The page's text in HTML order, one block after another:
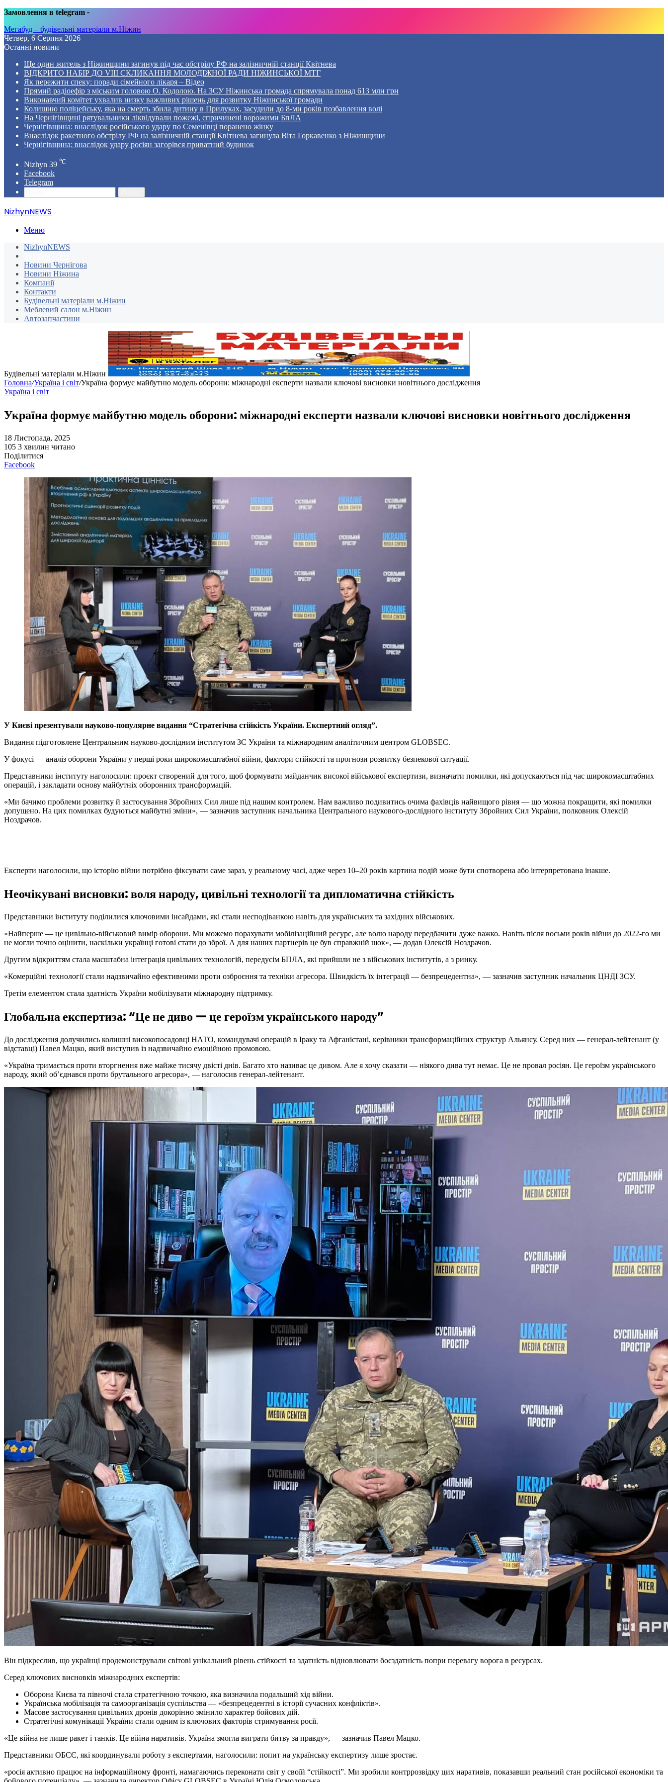
Замовлення в telegram -
Мегабуд – будівельні матеріали м.Ніжин
Четвер, 6 Серпня 2026
Останні новини
Ще один житель з Ніжинщини загинув під час обстрілу РФ на залізничній станції Квітнева
ВІДКРИТО НАБІР ДО VIII СКЛИКАННЯ МОЛОДІЖНОЇ РАДИ НІЖИНСЬКОЇ МТГ
Як пережити спеку: поради сімейного лікаря – Відео
Прямий радіоефір з міським головою О. Кодолою. На ЗСУ Ніжинська громада спрямувала понад 613 млн грн
Виконавчий комітет ухвалив низку важливих рішень для розвитку Ніжинської громади
Колишню поліцейську, яка на смерть збила дитину в Прилуках, засудили до 8-ми років позбавлення волі
На Чернігівщині рятувальники ліквідували пожежі, спричинені ворожими БпЛА
Чернігівщина: внаслідок російського удару по Семенівці поранено жінку
Внаслідок ракетного обстрілу РФ на залізничній станції Квітнева загинула Віта Горкавенко з Ніжинщини
Чернігівщина: внаслідок удару росіян загорівся приватний будинок
Nizhyn 39 ℃
Facebook
Telegram
NizhynNEWS
Меню
NizhynNEWS
Новини Чернігова
Новини Ніжина
Компанії
Контакти
Будівельні матеріали м.Ніжин
Меблевий салон м.Ніжин
Автозапчастини
Будівельні матеріали м.Ніжин
Головна/Україна і світ/Україна формує майбутню модель оборони: міжнародні експерти назвали ключові висновки новітнього дослідження
Україна і світ
Україна формує майбутню модель оборони: міжнародні експерти назвали ключові висновки новітнього дослідження
18 Листопада, 2025
105 3 хвилин читано
Поділитися
Facebook
У Києві презентували науково-популярне видання “Стратегічна стійкість України. Експертний огляд”.
Видання підготовлене Центральним науково-дослідним інститутом ЗС України та міжнародним аналітичним центром GLOBSEC.
У фокусі — аналіз оборони України у перші роки широкомасштабної війни, фактори стійкості та прогнози розвитку безпекової ситуації.
Представники інституту наголосили: проєкт створений для того, щоб формувати майданчик високої військової експертизи, визначати помилки, які допускаються під час широкомасштабних
операцій, і закладати основу майбутніх оборонних трансформацій.
«Ми бачимо проблеми розвитку й застосування Збройних Сил лише під нашим контролем. Нам важливо подивитись очима фахівців найвищого рівня — що можна покращити, які помилки
допущено. На цих помилках будуються майбутні зміни», — зазначив заступник начальника Центрального наукового-дослідного інституту Збройних Сил України, полковник Олексій
Ноздрачов.
Експерти наголосили, що історію війни потрібно фіксувати саме зараз, у реальному часі, адже через 10–20 років картина подій може бути спотворена або інтерпретована інакше.
Неочікувані висновки: воля народу, цивільні технології та дипломатична стійкість
Представники інституту поділилися ключовими інсайдами, які стали несподіванкою навіть для українських та західних військових.
«Найперше — це цивільно-військовий вимір оборони. Ми можемо порахувати мобілізаційний ресурс, але волю народу передбачити дуже важко. Навіть після восьми років війни до 2022-го ми
не могли точно оцінити, наскільки українці готові стати до зброї. А для наших партнерів це був справжній шок», — додав Олексій Ноздрачов.
Другим відкриттям стала масштабна інтеграція цивільних технологій, передусім БПЛА, які прийшли не з військових інститутів, а з ринку.
«Комерційні технології стали надзвичайно ефективними проти озброєння та техніки агресора. Швидкість їх інтеграції — безпрецедентна», — зазначив заступник начальник ЦНДІ ЗСУ.
Третім елементом стала здатність України мобілізувати міжнародну підтримку.
Глобальна експертиза: “Це не диво — це героїзм українського народу”
До дослідження долучились колишні високопосадовці НАТО, командувачі операцій в Іраку та Афганістані, керівники трансформаційних структур Альянсу. Серед них — генерал-лейтенант (у
відставці) Павел Мацко, який виступив із надзвичайно емоційною промовою.
«Україна тримається проти вторгнення вже майже тисячу двісті днів. Багато хто називає це дивом. Але я хочу сказати — ніякого дива тут немає. Це не провал росіян. Це героїзм українського
народу, який об’єднався проти брутального агресора», — наголосив генерал-лейтенант.
Він підкреслив, що українці продемонстрували світові унікальний рівень стійкості та здатність відновлювати боєздатність попри перевагу ворога в ресурсах.
Серед ключових висновків міжнародних експертів:
Оборона Києва та півночі стала стратегічною точкою, яка визначила подальший хід війни.
Українська мобілізація та самоорганізація суспільства — «безпрецедентні в історії сучасних конфліктів».
Масове застосування цивільних дронів докорінно змінило характер бойових дій.
Стратегічні комунікації України стали одним із ключових факторів стримування росії.
«Це війна не лише ракет і танків. Це війна наративів. Україна змогла виграти битву за правду», — зазначив Павел Мацко.
Представники ОБСЄ, які координували роботу з експертами, наголосили: попит на українську експертизу лише зростає.
«росія активно працює на інформаційному фронті, намагаючись переконати світ у своїй “стійкості”. Ми зробили контррозвідку цих наративів, показавши реальний стан російської економіки та